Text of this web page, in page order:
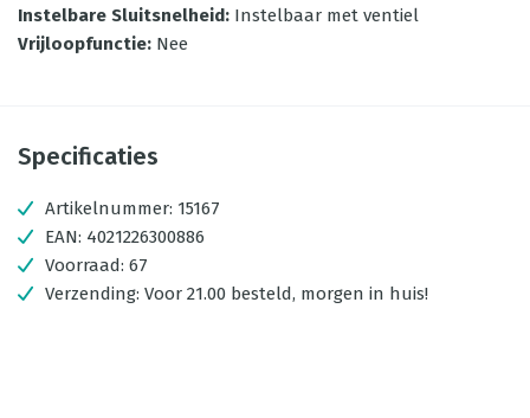
Instelbare Sluitsnelheid: Instelbaar met ventiel
Vrijloopfunctie: Nee
Specificaties
Artikelnummer: 15167
EAN: 4021226300886
Voorraad: 67
Verzending: Voor 21.00 besteld, morgen in huis!